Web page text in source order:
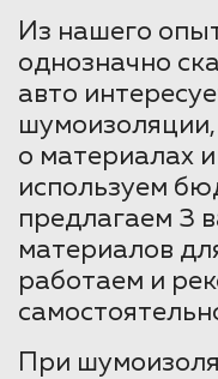
Из нашего
однозначно
авто
о материалах
используем
предлагаем 3
материалов
работаем и
При